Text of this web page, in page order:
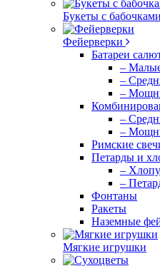
Букеты с бабочками
Фейерверки
Батареи
–
–
–
–
–
Римские
Петарды и
–
–
Фонтаны
Ракеты
Наземные
Мягкие игрушки